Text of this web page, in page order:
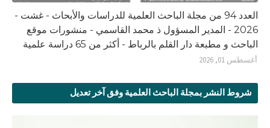
العدد 94 من مجلة الباحث العلمية للدراسات والأبحاث - غشت -
2026 - المدير المسؤول ذ محمد القاسمي - منشورات موقع
الباحث و مطبعة دار القلم بالرباط - أكثر من 65 دراسة علمية
أغسطس 01, 2026
شروط النشر بمجلة الباحث العلمية وفق آخر تعديل